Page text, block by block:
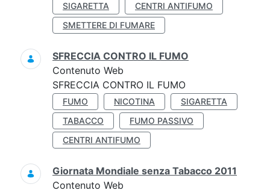
SIGARETTA
CENTRI ANTIFUMO
SMETTERE DI FUMARE
SFRECCIA CONTRO IL FUMO
Contenuto Web
SFRECCIA CONTRO IL FUMO
FUMO NICOTINA
SIGARETTA
TABACCO
FUMO PASSIVO
CENTRI ANTIFUMO
Giornata Mondiale senza Tabacco 2011
Contenuto Web